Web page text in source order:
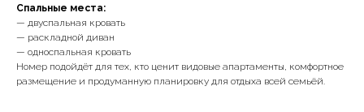
Спальные места:
— двуспальная кровать
— раскладной диван
— односпальная кровать
Номер подойдёт для тех, кто ценит видовые апартаменты, комфортное
размещение и продуманную планировку для отдыха всей семьёй.